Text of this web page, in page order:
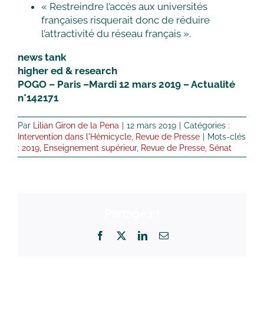
« Restreindre l’accès aux universités
françaises risquerait donc de réduire
l’attractivité du réseau français ».
news tank
higher ed & research
POGO – Paris –Mardi 12 mars 2019 – Actualité
n°142171
Par Lilian Giron de la Pena 12 mars 2019
Catégories :
Intervention dans l'Hémicycle Revue de Presse
Mots-clés
: 2019 Enseignement supérieur, Revue de Presse Sénat
Facebook LinkedInEmail